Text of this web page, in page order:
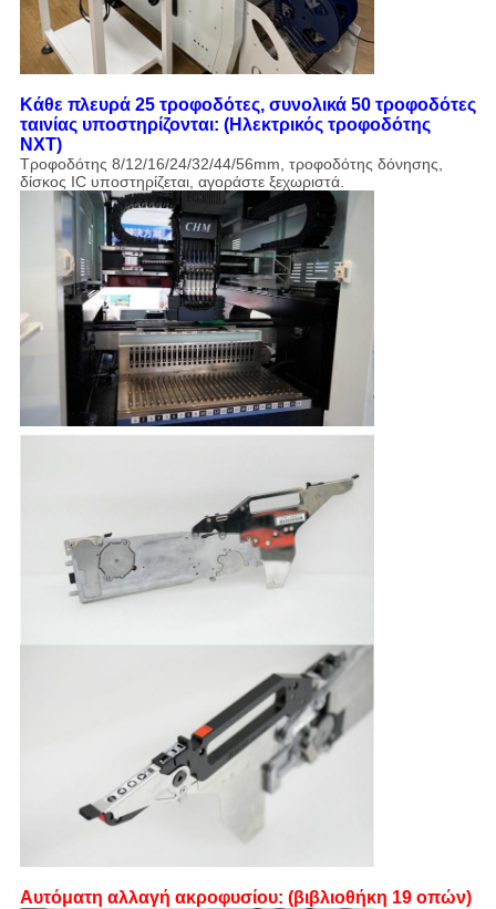
Κάθε πλευρά 25 τροφοδότες, συνολικά 50 τροφοδότες
ταινίας υποστηρίζονται:​ (Ηλεκτρικός τροφοδότης
NXT)
Τροφοδότης 8/12/16/24/32/44/56mm, τροφοδότης δόνησης,
δίσκος IC υποστηρίζεται, αγοράστε ξεχωριστά.
Αυτόματη αλλαγή ακροφυσίου: (βιβλιοθήκη 19 οπών)